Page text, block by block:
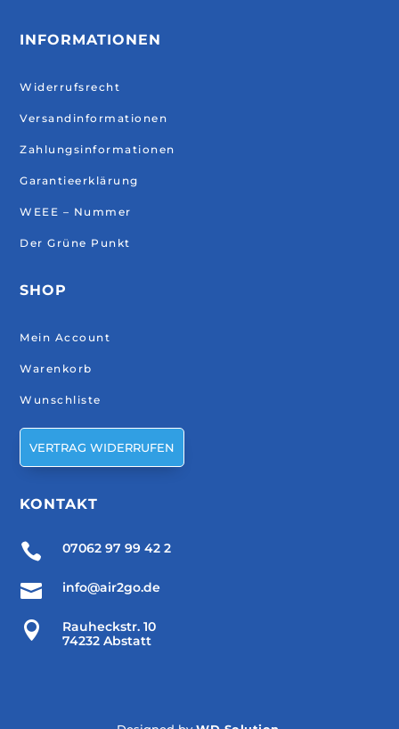
INFORMATIONEN
Widerrufsrecht
Versandinformationen
Zahlungsinformationen
Garantieerklärung
WEEE – Nummer
Der Grüne Punkt
SHOP
Mein Account
Warenkorb
Wunschliste
VERTRAG WIDERRUFEN
KONTAKT
 07062 97 99 42 2
 info@air2go.de

Rauheckstr. 10
74232 Abstatt